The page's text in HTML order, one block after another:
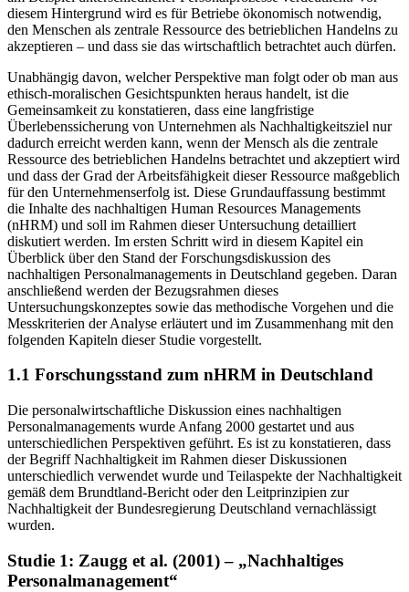
diesem Hintergrund wird es für Betriebe ökonomisch notwendig,
den Menschen als zentrale Ressource des betrieblichen Handelns zu
akzeptieren – und dass sie das wirtschaftlich betrachtet auch dürfen.
Unabhängig davon, welcher Perspektive man folgt oder ob man aus
ethisch-moralischen Gesichtspunkten heraus handelt, ist die
Gemeinsamkeit zu konstatieren, dass eine langfristige
Überlebenssicherung von Unternehmen als Nachhaltigkeitsziel nur
dadurch erreicht werden kann, wenn der Mensch als die zentrale
Ressource des betrieblichen Handelns betrachtet und akzeptiert wird
und dass der Grad der Arbeitsfähigkeit dieser Ressource maßgeblich
für den Unternehmenserfolg ist. Diese Grundauffassung bestimmt
die Inhalte des nachhaltigen Human Resources Managements
(nHRM) und soll im Rahmen dieser Untersuchung detailliert
diskutiert werden. Im ersten Schritt wird in diesem Kapitel ein
Überblick über den Stand der Forschungsdiskussion des
nachhaltigen Personalmanagements in Deutschland gegeben. Daran
anschließend werden der Bezugsrahmen dieses
Untersuchungskonzeptes sowie das methodische Vorgehen und die
Messkriterien der Analyse erläutert und im Zusammenhang mit den
folgenden Kapiteln dieser Studie vorgestellt.
1.1 Forschungsstand zum nHRM in Deutschland
Die personalwirtschaftliche Diskussion eines nachhaltigen
Personalmanagements wurde Anfang 2000 gestartet und aus
unterschiedlichen Perspektiven geführt. Es ist zu konstatieren, dass
der BegriffNachhaltigkeit im Rahmen dieser Diskussionen
unterschiedlich verwendet wurde und Teilaspekte der Nachhaltigkeit
gemäß dem Brundtland-Bericht oder den Leitprinzipien zur
Nachhaltigkeit der Bundesregierung Deutschland vernachlässigt
wurden.
Studie 1: Zaugg et al. (2001) – „Nachhaltiges
Personalmanagement“